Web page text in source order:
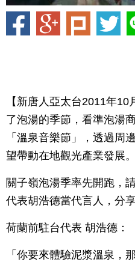
【新唐人亞太台2011年
了泡湯的季節，看準泡湯
「溫泉音樂節」，透過周
望帶動在地觀光產業發展。
關子嶺泡湯季率先開跑，
代表胡浩德當代言人，分
荷蘭前駐台代表 胡浩德：
「你要來體驗泥漿溫泉，